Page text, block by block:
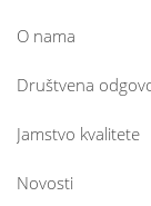
O nama
Društvena
Jamstvo kvalitete
Novosti